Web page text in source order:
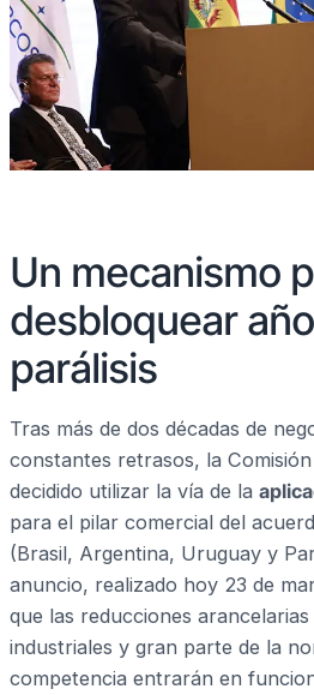
Un mecanismo
desbloquear
parálisis
Tras más de dos décadas de
constantes retrasos, la
decidido utilizar la vía de la
para el pilar comercial del
(Brasil, Argentina, Uruguay y
anuncio, realizado hoy 23 de
que las reducciones
industriales y gran parte de la
competencia entrarán en